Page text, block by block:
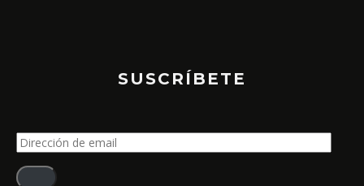
SUSCRÍBETE
Dirección
de
email